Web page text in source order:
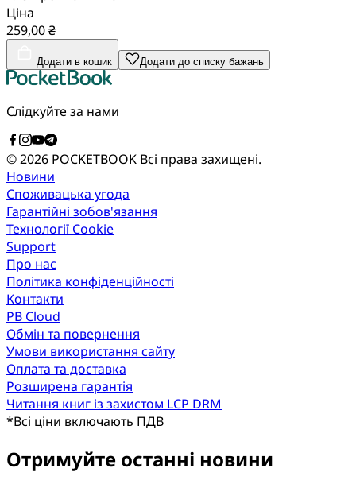
Ціна
259,00 ₴
Додати в кошик Додати до списку бажань
Слідкуйте за нами
© 2026 POCKETBOOK Всі права захищені.
Новини
Споживацька угода
Гарантійні зобов'язання
Технології Cookie
Support
Про нас
Політика конфіденційності
Контакти
PB Cloud
Обмін та повернення
Умови використання сайту
Оплата та доставка
Розширена гарантія
Читання книг із захистом LCP DRM
*Всі ціни включають ПДВ
Отримуйте останні новини